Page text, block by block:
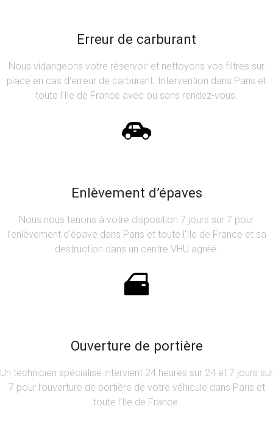
Erreur de carburant
Nous vidangeons votre réservoir et nettoyons vos filtres sur
place en cas d’erreur de carburant. Intervention dans Paris et
toute l’Ile de France avec ou sans rendez-vous.
Enlèvement d’épaves
Nous nous tenons à votre disposition 7 jours sur 7 pour
l’enlèvement d’épave dans Paris et toute l’Ile de France et sa
destruction dans un centre VHU agréé.
Ouverture de portière
Un technicien spécialisé intervient 24 heures sur 24 et 7 jours sur
7 pour l’ouverture de portière de votre véhicule dans Paris et
toute l’Ile de France.